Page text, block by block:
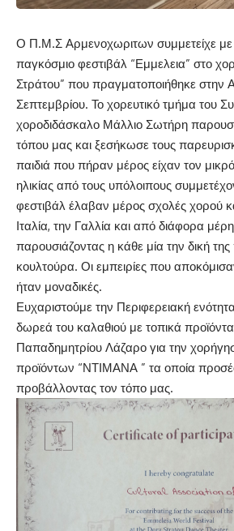
Ο Π.Μ.Σ Αρμενοχωριτων συμμετείχε με
παγκόσμιο φεστιβάλ “Εμμελεια” στο
Στράτου” που πραγματοποιήθηκε στην
Σεπτεμβρίου. Το χορευτικό τμήμα του
χοροδιδάσκαλο Μάλλιο Σωτήρη
τόπου μας και ξεσήκωσε τους
παιδιά που πήραν μέρος είχαν τον
ηλικίας από τους υπόλοιπους
φεστιβάλ έλαβαν μέρος σχολές χορού
Ιταλία, την Γαλλία και από διάφορα
παρουσιάζοντας η κάθε μία την δική
κουλτούρα. Οι εμπειρίες που
ήταν μοναδικές.
Ευχαριστούμε την Περιφερειακή
δωρεά του καλαθιού με τοπικά
Παπαδημητρίου Λάζαρο για την
προϊόντων “ΝΤΙΜΑΝΑ ” τα οποία
προβάλλοντας τον τόπο μας.